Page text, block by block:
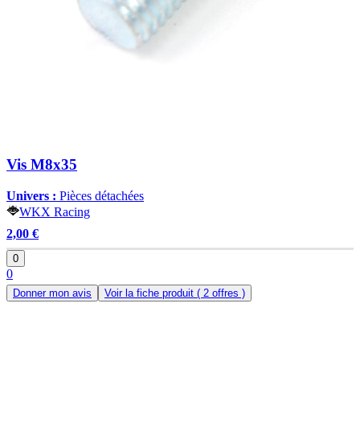
Vis M8x35
Univers : Pièces détachées
WKX Racing
2,00 €
0
0
Donner mon avis Voir la fiche produit ( 2 offres )